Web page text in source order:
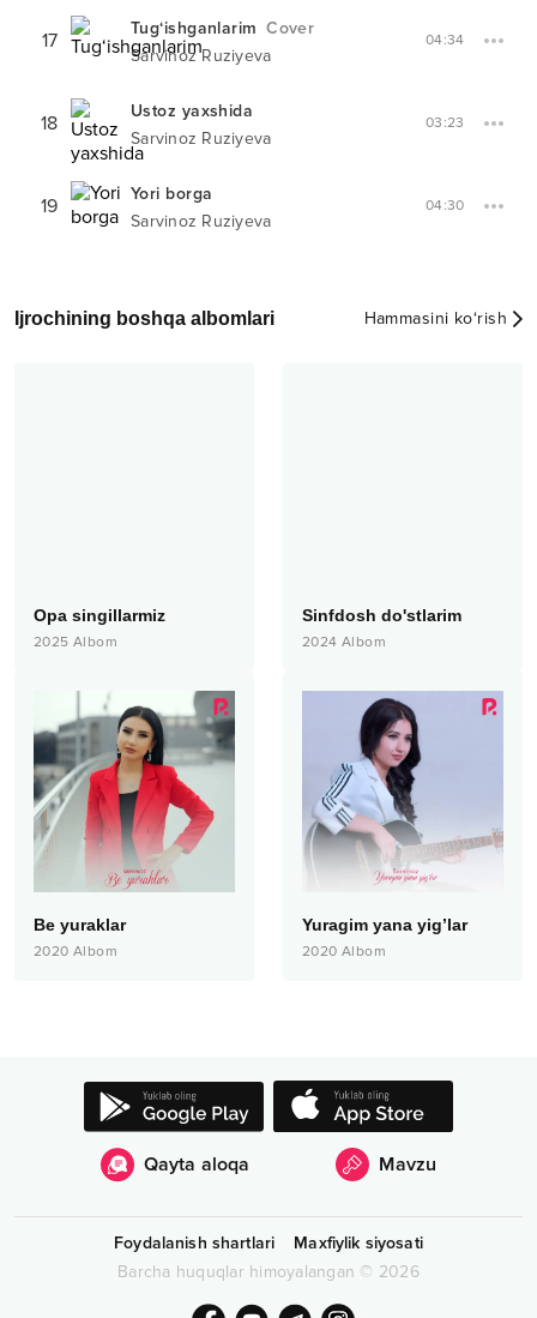
17 Tug‘ishganlarim Cover
Sarvinoz Ruziyeva
04:34
18
Ustoz yaxshida
Sarvinoz Ruziyeva
03:23
19
Yori borga
Sarvinoz Ruziyeva
04:30
Ijrochining boshqa albomlari Hammasini ko‘rish
Opa singillarmiz
2025 Albom
Sinfdosh do'stlarim
2024 Albom
Be yuraklar
2020 Albom
Yuragim yana yig’lar
2020 Albom
Qayta aloqa Mavzu
Foydalanish shartlari
Maxfiylik siyosati
Barcha huquqlar himoyalangan © 2026